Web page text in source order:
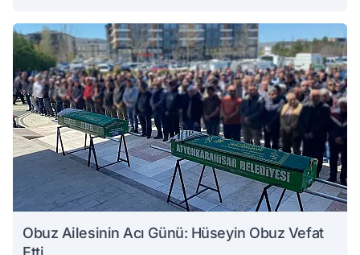
Obuz Ailesinin Acı Günü: Hüseyin Obuz Vefat